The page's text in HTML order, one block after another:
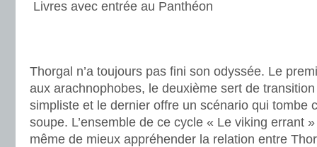
Livres avec entrée au Panthéon
Thorgal n’a toujours pas fini son odyssée. Le
aux arachnophobes, le deuxième sert de transition
simpliste et le dernier offre un scénario qui tombe
soupe. L’ensemble de ce cycle « Le viking errant
même de mieux appréhender la relation entre